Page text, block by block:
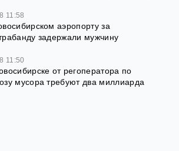
11:58
аэропорту за
задержали мужчину
11:50
от регоператора по
мусора требуют два миллиарда